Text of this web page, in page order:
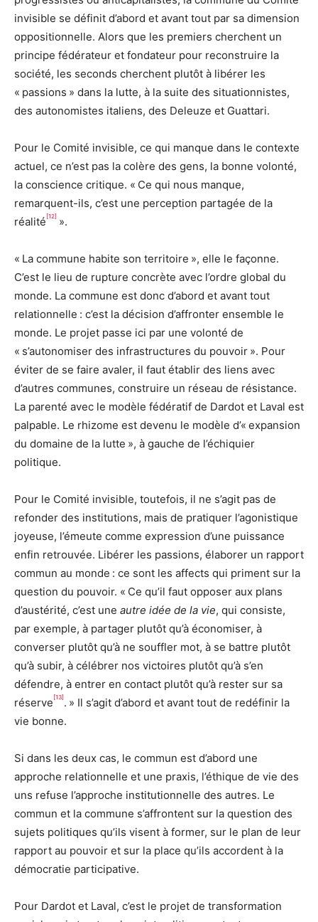
invisible se définit d’abord et avant tout par sa dimension
oppositionnelle. Alors que les premiers cherchent un
principe fédérateur et fondateur pour reconstruire la
société, les seconds cherchent plutôt à libérer les
« passions » dans la lutte, à la suite des situationnistes,
des autonomistes italiens, des Deleuze et Guattari.
Pour le Comité invisible, ce qui manque dans le contexte
actuel, ce n’est pas la colère des gens, la bonne volonté,
la conscience critique. « Ce qui nous manque,
remarquent-ils, c’est une perception partagée de la
réalité [12] ».
« La commune habite son territoire », elle le façonne.
C’est le lieu de rupture concrète avec l’ordre global du
monde. La commune est donc d’abord et avant tout
relationnelle : c’est la décision d’affronter ensemble le
monde. Le projet passe ici par une volonté de
« s’autonomiser des infrastructures du pouvoir ». Pour
éviter de se faire avaler, il faut établir des liens avec
d’autres communes, construire un réseau de résistance.
La parenté avec le modèle fédératif de Dardot et Laval est
palpable. Le rhizome est devenu le modèle d’« expansion
du domaine de la lutte », à gauche de l’échiquier
politique.
Pour le Comité invisible, toutefois, il ne s’agit pas de
refonder des institutions, mais de pratiquer l’agonistique
joyeuse, l’émeute comme expression d’une puissance
enfin retrouvée. Libérer les passions, élaborer un rapport
commun au monde : ce sont les affects qui priment sur la
question du pouvoir. « Ce qu’il faut opposer aux plans
d’austérité, c’est une autre idée de la vie, qui consiste,
par exemple, à partager plutôt qu’à économiser, à
converser plutôt qu’à ne souffler mot, à se battre plutôt
qu’à subir, à célébrer nos victoires plutôt qu’à s’en
défendre, à entrer en contact plutôt qu’à rester sur sa
réserve [13] . » Il s’agit d’abord et avant tout de redéfinir la
vie bonne.
Si dans les deux cas, le commun est d’abord une
approche relationnelle et une praxis, l’éthique de vie des
uns refuse l’approche institutionnelle des autres. Le
commun et la commune s’affrontent sur la question des
sujets politiques qu’ils visent à former, sur le plan de leur
rapport au pouvoir et sur la place qu’ils accordent à la
démocratie participative.
Pour Dardot et Laval, c’est le projet de transformation